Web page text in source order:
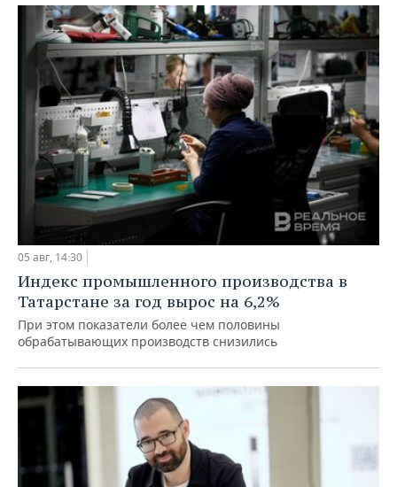
05 авг, 14:30
Индекс промышленного производства в
Татарстане за год вырос на 6,2%
При этом показатели более чем половины
обрабатывающих производств снизились